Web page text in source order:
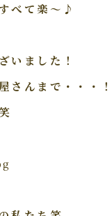
べて楽～♪
いました！
さんまで・・・！